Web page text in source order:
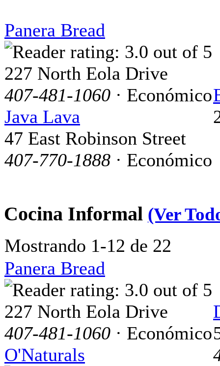
Panera Bread
227 North Eola Drive
407-481-1060 · Económico
Java Lava
47 East Robinson Street
407-770-1888 · Económico
Cocina Informal (Ver
Mostrando 1-12 de 22
Panera Bread
227 North Eola Drive
407-481-1060 · Económico
O'Naturals